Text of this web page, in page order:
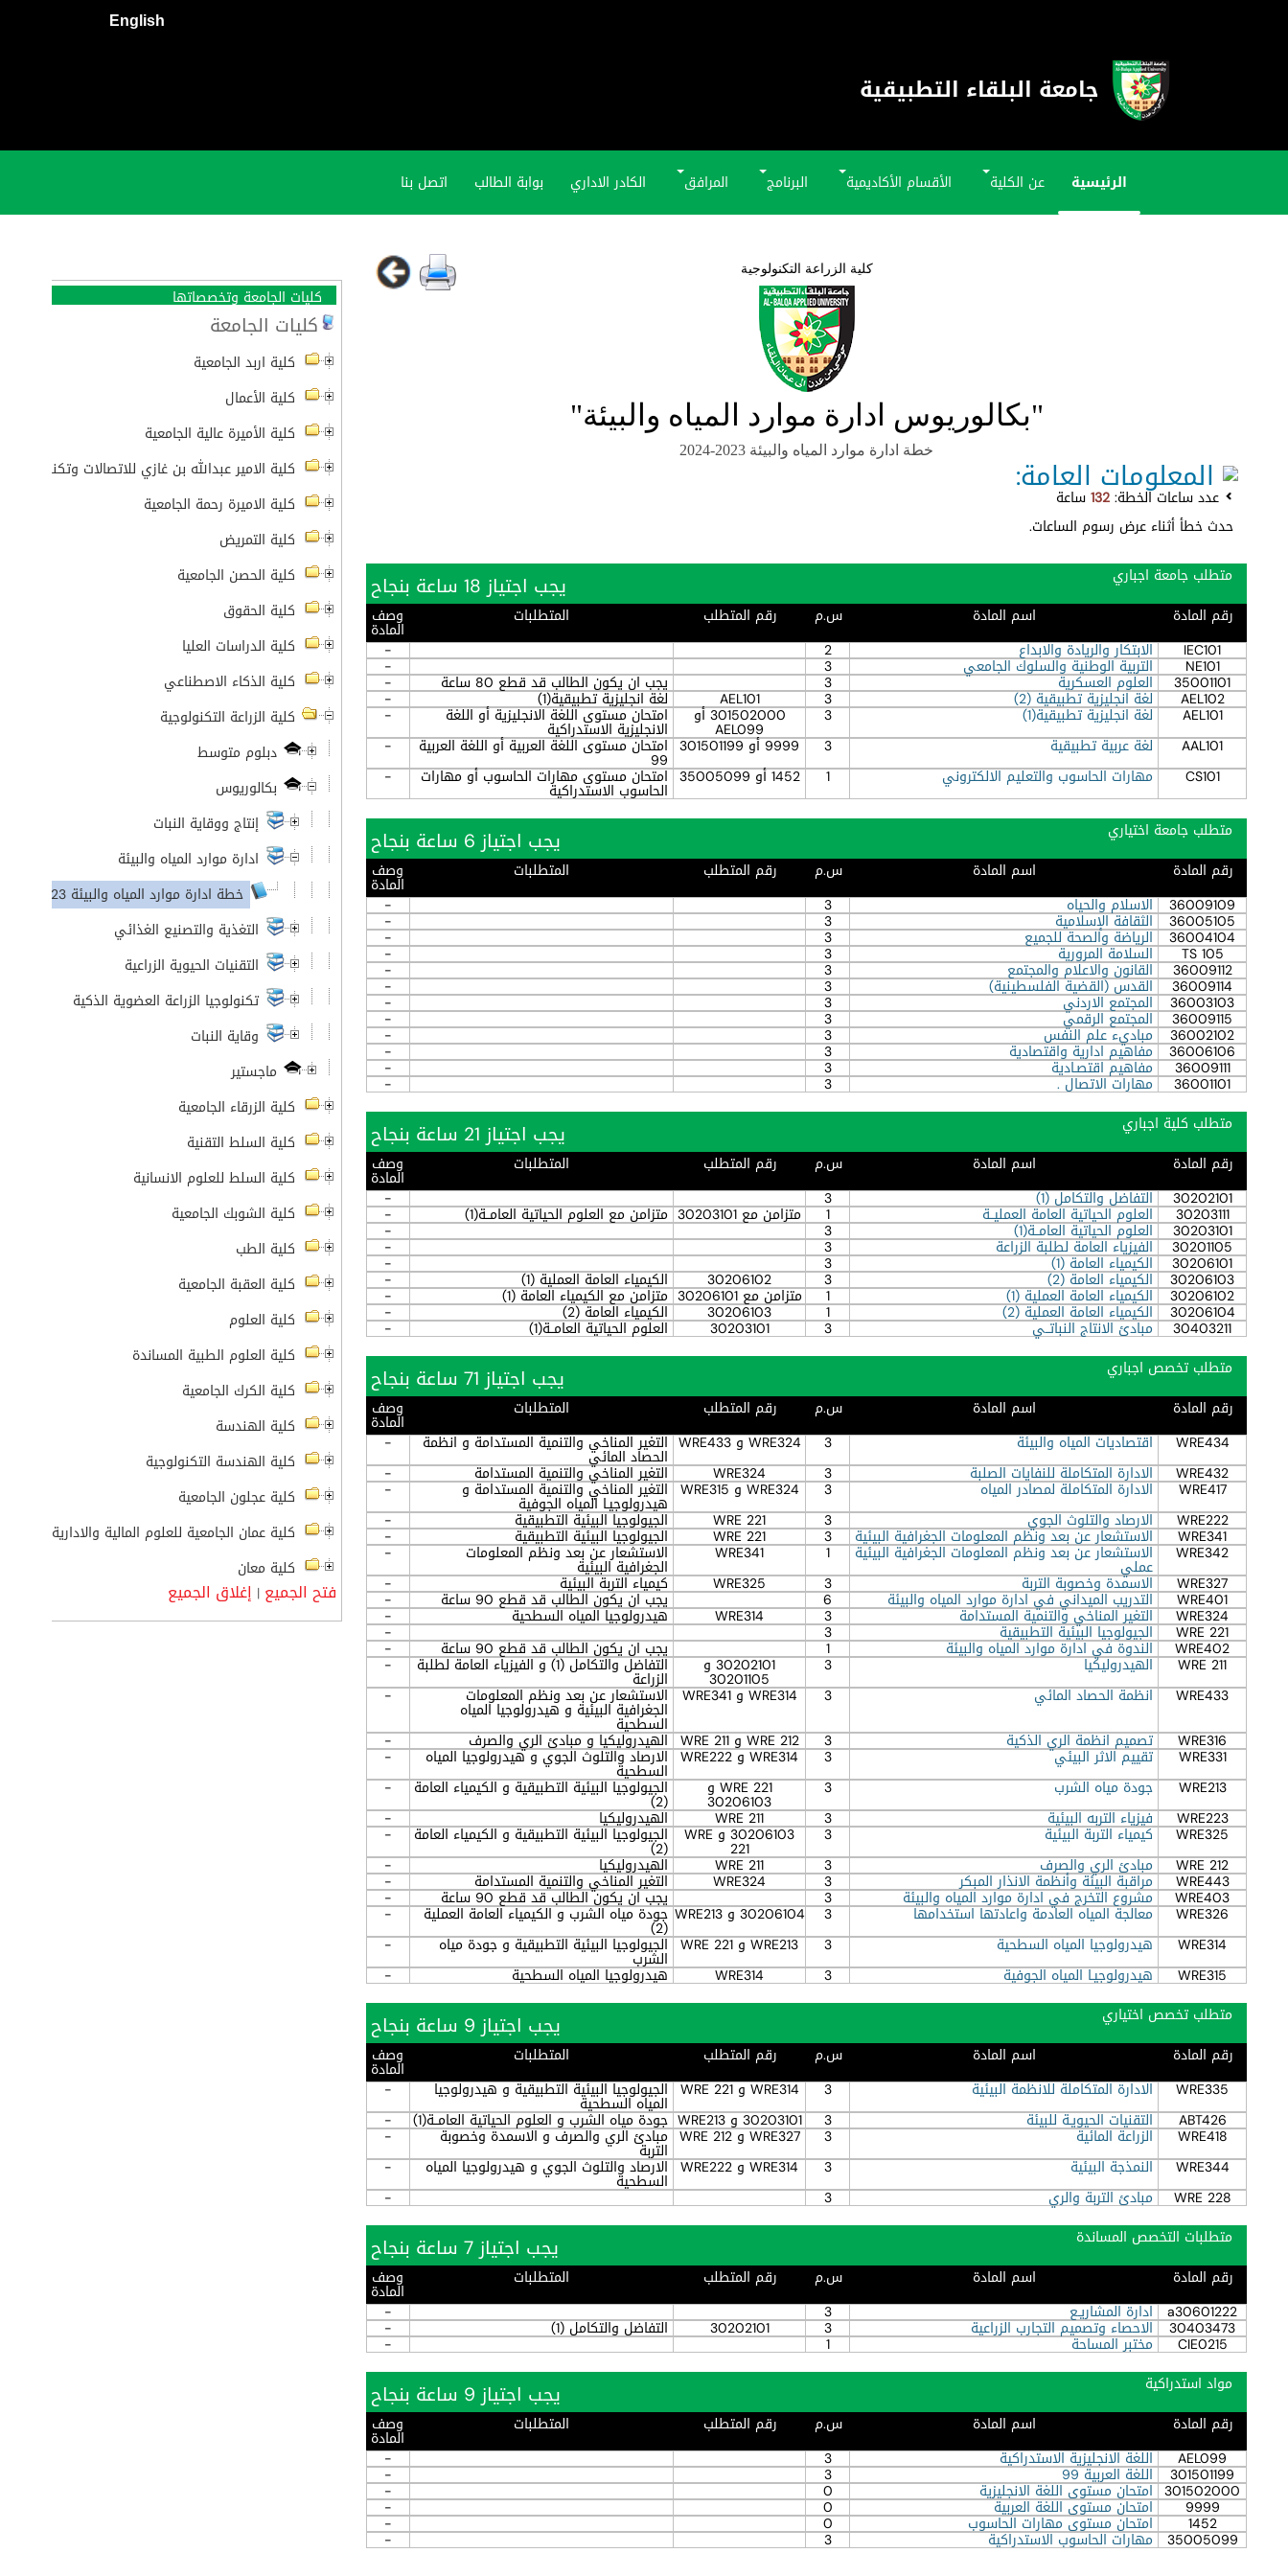
English
جامعة البلقاء التطبيقية
الرئيسية عن الكلية الأقسام الأكاديمية البرنامج المرافق الكادر الاداري بوابة الطالب اتصل بنا
كلية الزراعة التكنولوجية
"بكالوريوس ادارة موارد المياه والبيئة"
خطة ادارة موارد المياه والبيئة 2023-2024
المعلومات العامة:
عدد ساعات الخطة:132ساعة
حدث خطأ أثناء عرض رسوم الساعات.
متطلب جامعة اجباري
يجب اجتياز 18 ساعة بنجاح
رقم المادة اسم المادة س.م رقم المتطلب المتطلبات وصف
المادة
IEC101 الابتكار والريادة والابداع 2
-
NE101 التربية الوطنية والسلوك الجامعي 3
-
35001101 العلوم العسكرية 3 يجب ان يكون الطالب قد قطع 80 ساعة -
AEL102 لغة انجليزية تطبيقية (2) 3
AEL101 لغة انجليزية تطبيقية(1) -
AEL101 لغة انجليزية تطبيقية(1) 3 301502000 أو
AEL099
امتحان مستوى اللغة الانجليزية أو اللغة
الانجليزية الاستدراكية
-
AAL101
لغة عربية تطبيقية 3 9999 أو 301501199 امتحان مستوى اللغة العربية أو اللغة العربية
99
-
CS101
مهارات الحاسوب والتعليم الالكتروني 1 1452 أو 35005099 امتحان مستوى مهارات الحاسوب أو مهارات
الحاسوب الاستدراكية
-
متطلب جامعة اختياري يجب اجتياز 6 ساعة بنجاح
رقم المادة اسم المادة س.م رقم المتطلب المتطلبات وصف
المادة
36009109 الاسلام والحياه 3
-
36005105 الثقافة الإسلامية 3
-
36004104 الرياضة والصحة للجميع 3
-
TS 105 السلامة المرورية 3
-
36009112 القانون والاعلام والمجتمع 3
-
36009114 القدس (القضية الفلسطينية) 3
-
36003103 المجتمع الاردني 3
-
36009115 المجتمع الرقمي 3
-
36002102 مباديء علم النفس 3
-
36006106 مفاهيم ادارية واقتصادية 3
-
36009111 مفاهيم اقتصـادية 3
-
36001101 مهارات الاتصال . 3
-
متطلب كلية اجباري
يجب اجتياز 21 ساعة بنجاح
رقم المادة اسم المادة س.م رقم المتطلب المتطلبات وصف
المادة
30202101 التفاضل والتكامل (1) 3
-
30203111 العلوم الحياتية العامة العمليــة 1 متزامن مع 30203101 متزامن مع العلوم الحياتية العامــة(1) -
30203101 العلوم الحياتية العامــة(1) 3
-
30201105 الفيزياء العامة لطلبة الزراعة 3
-
30206101 الكيمياء العامة (1) 3
-
30206103 الكيمياء العامة (2) 3
30206102 الكيمياء العامة العملية (1) -
30206102 الكيمياء العامة العملية (1) 1 متزامن مع 30206101 متزامن مع الكيمياء العامة (1) -
30206104 الكيمياء العامة العملية (2) 1
30206103 الكيمياء العامة (2) -
30403211 مبادئ الانتاج النباتــي 3
30203101 العلوم الحياتية العامــة(1)
-
متطلب تخصص اجباري
يجب اجتياز 71 ساعة بنجاح
رقم المادة اسم المادة س.م رقم المتطلب المتطلبات وصف
المادة
WRE434 اقتصاديات المياه والبيئة 3 WRE324 و WRE433 التغير المناخي والتنمية المستدامة و انظمة
الحصاد المائي
-
WRE432
الادارة المتكاملة للنفايات الصلبة 3
WRE324 التغير المناخي والتنمية المستدامة -
WRE417 الادارة المتكاملة لمصادر المياه 3 WRE324 و WRE315 التغير المناخي والتنمية المستدامة و
هيدرولوجيـا المياه الجوفية
-
WRE222
الارصاد والتلوث الجوي 3
WRE 221 الجيولوجيا البيئية التطبيقية -
WRE341 الاستشعار عن بعد ونظم المعلومات الجغرافية البيئية 3
WRE 221 الجيولوجيا البيئية التطبيقية -
WRE342 الاستشعار عن بعد ونظم المعلومات الجغرافية البيئية
عملي
1
WRE341 الاستشعار عن بعد ونظم المعلومات
الجغرافية البيئية
-
WRE327
الاسمدة وخصوبة التربة 3
WRE325 كيمياء التربة البيئية -
WRE401 التدريب الميداني في ادارة موارد المياه والبيئة 6 يجب ان يكون الطالب قد قطع 90 ساعة -
WRE324 التغير المناخي والتنمية المستدامة 3
WRE314 هيدرولوجيا المياه السطحية -
WRE 221 الجيولوجيا البيئية التطبيقية 3
-
WRE402 الندوة في ادارة موارد المياه والبيئة 1 يجب ان يكون الطالب قد قطع 90 ساعة -
WRE 211 الهيدروليكيا 3 30202101 و
30201105
التفاضل والتكامل (1) و الفيزياء العامة لطلبة
الزراعة
-
WRE433
انظمة الحصاد المائي 3 WRE314 و WRE341 الاستشعار عن بعد ونظم المعلومات
الجغرافية البيئية و هيدرولوجيا المياه
السطحية
-
WRE316
تصميم انظمة الري الذكية 3 WRE 212 و WRE 211 الهيدروليكيا و مبادئ الري والصرف -
WRE331 تقييم الاثر البيئي 3 WRE314 و WRE222 الارصاد والتلوث الجوي و هيدرولوجيا المياه
السطحية
-
WRE213
جودة مياه الشرب 3 WRE 221 و
30206103
الجيولوجيا البيئية التطبيقية و الكيمياء العامة
(2)
-
WRE223
فيزياء التربه البيئية 3
WRE 211 الهيدروليكيا -
WRE325 كيمياء التربة البيئية 3 30206103 و WRE
221
الجيولوجيا البيئية التطبيقية و الكيمياء العامة
(2)
-
WRE 212
مبادئ الري والصرف 3
WRE 211 الهيدروليكيا -
WRE443 مراقبة البيئة وأنظمة الانذار المبكر 3
WRE324 التغير المناخي والتنمية المستدامة -
WRE403 مشروع التخرج في ادارة موارد المياه والبيئة 3 يجب ان يكون الطالب قد قطع 90 ساعة -
WRE326 معالجة المياه العادمة واعادتها استخدامها 3 30206104 و WRE213 جودة مياه الشرب و الكيمياء العامة العملية
(2)
-
WRE314
هيدرولوجيا المياه السطحية 3 WRE213 و WRE 221 الجيولوجيا البيئية التطبيقية و جودة مياه
الشرب
-
WRE315
هيدرولوجيـا المياه الجوفية 3
WRE314 هيدرولوجيا المياه السطحية
-
متطلب تخصص اختياري
يجب اجتياز 9 ساعة بنجاح
رقم المادة اسم المادة س.م رقم المتطلب المتطلبات وصف
المادة
WRE335 الادارة المتكاملة للانظمة البيئية 3 WRE314 و WRE 221 الجيولوجيا البيئية التطبيقية و هيدرولوجيا
المياه السطحية
-
ABT426
التقنيات الحيويـة للبيئة 3 30203101 و WRE213 جودة مياه الشرب و العلوم الحياتية العامــة(1) -
WRE418 الزراعة المائية 3 WRE327 و WRE 212 مبادئ الري والصرف و الاسمدة وخصوبة
التربة
-
WRE344
النمذجة البيئية 3 WRE314 و WRE222 الارصاد والتلوث الجوي و هيدرولوجيا المياه
السطحية
-
WRE 228
مبادئ التربة والري 3
-
متطلبات التخصص المساندة
يجب اجتياز 7 ساعة بنجاح
رقم المادة اسم المادة س.م رقم المتطلب المتطلبات وصف
المادة
a30601222 ادارة المشاريـع 3
-
30403473 الاحصاء وتصميم التجارب الزراعية 3
30202101 التفاضل والتكامل (1) -
CIE0215 مختبر المساحة 1
-
مواد استدراكية
يجب اجتياز 9 ساعة بنجاح
رقم المادة اسم المادة س.م رقم المتطلب المتطلبات وصف
المادة
AEL099 اللغة الانجليزية الاستدراكية 3
-
301501199 اللغة العربية 99 3
-
301502000 امتحان مستوى اللغة الانجليزية 0
-
9999 امتحان مستوى اللغة العربية 0
-
1452 امتحان مستوى مهارات الحاسوب 0
-
35005099 مهارات الحاسوب الاستدراكية 3
-
كليات الجامعة وتخصصاتها
كليات الجامعة
كلية اربد الجامعية
كلية الأعمال
كلية الأميرة عالية الجامعية
كلية الامير عبدالله بن غازي للاتصالات وتكنولوجيا
كلية الاميرة رحمة الجامعية
كلية التمريض
كلية الحصن الجامعية
كلية الحقوق
كلية الدراسات العليا
كلية الذكاء الاصطناعي
كلية الزراعة التكنولوجية
دبلوم متوسط
بكالوريوس
إنتاج ووقاية النبات
ادارة موارد المياه والبيئة
خطة ادارة موارد المياه والبيئة 2023-2024
التغذية والتصنيع الغذائي
التقنيات الحيوية الزراعية
تكنولوجيا الزراعة العضوية الذكية
وقاية النبات
ماجستير
كلية الزرقاء الجامعية
كلية السلط التقنية
كلية السلط للعلوم الانسانية
كلية الشوبك الجامعية
كلية الطب
كلية العقبة الجامعية
كلية العلوم
كلية العلوم الطبية المساندة
كلية الكرك الجامعية
كلية الهندسة
كلية الهندسة التكنولوجية
كلية عجلون الجامعية
كلية عمان الجامعية للعلوم المالية والادارية
كلية معان
فتح الجميع | إغلاق الجميع